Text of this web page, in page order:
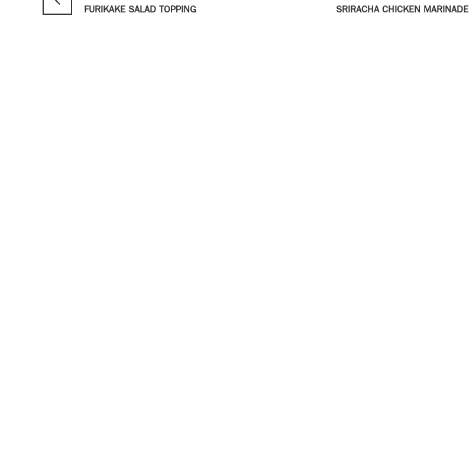
FURIKAKE SALAD TOPPING
SRIRACHA CHICKEN MARINADE